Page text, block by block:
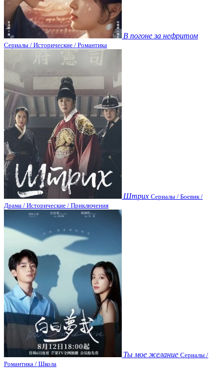
В погоне за нефритом
Сериалы / Исторические / Романтика
Штрих Сериалы / Боевик /
Драма / Исторические / Приключения
Ты мое желание Сериалы /
Романтика / Школа